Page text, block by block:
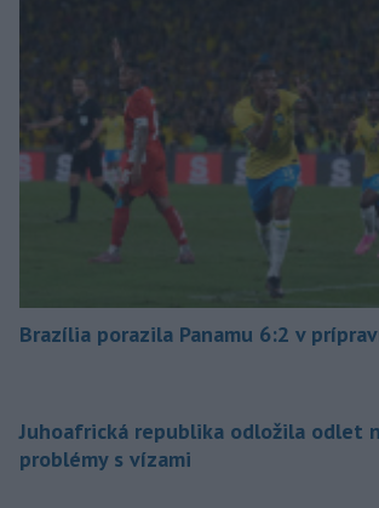
Brazília porazila Panamu 6:2 v
Juhoafrická republika odložila odlet
problémy s vízami